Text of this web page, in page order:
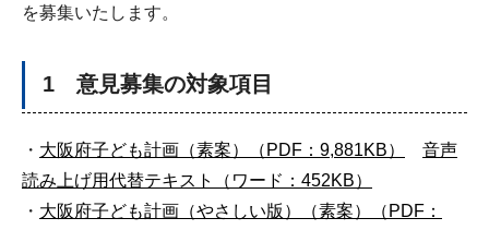
を募集いたします。
1 意見募集の対象項目
・ 大阪府子ども計画（素案）（PDF：9,881KB）
音声
読み上げ用代替テキスト（ワード：452KB）
・ 大阪府子ども計画（やさしい版）（素案）（PDF：